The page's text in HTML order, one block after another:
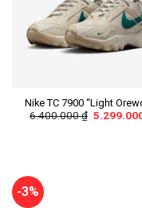
Nike TC 7900 “Light
Brown”
6.400.000₫
-3%